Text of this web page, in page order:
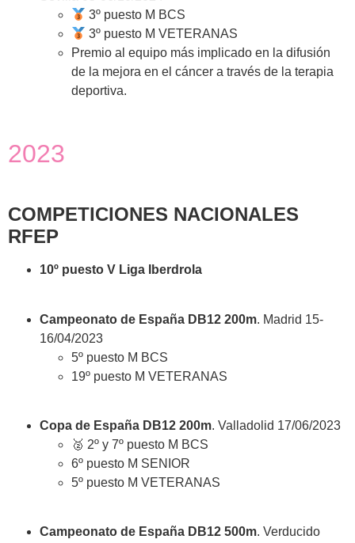
3º puesto M BCS
3º puesto M VETERANAS
Premio al equipo más implicado en la difusión
de la mejora en el cáncer a través de la terapia
deportiva.
2023
COMPETICIONES NACIONALES
RFEP
10º puesto V Liga Iberdrola
Campeonato de España DB12 200m. Madrid 15-
16/04/2023
5º puesto M BCS
19º puesto M VETERANAS
Copa de España DB12 200m. Valladolid 17/06/2023
🥈 2º y 7º puesto M BCS
6º puesto M SENIOR
5º puesto M VETERANAS
Campeonato de España DB12 500m. Verducido